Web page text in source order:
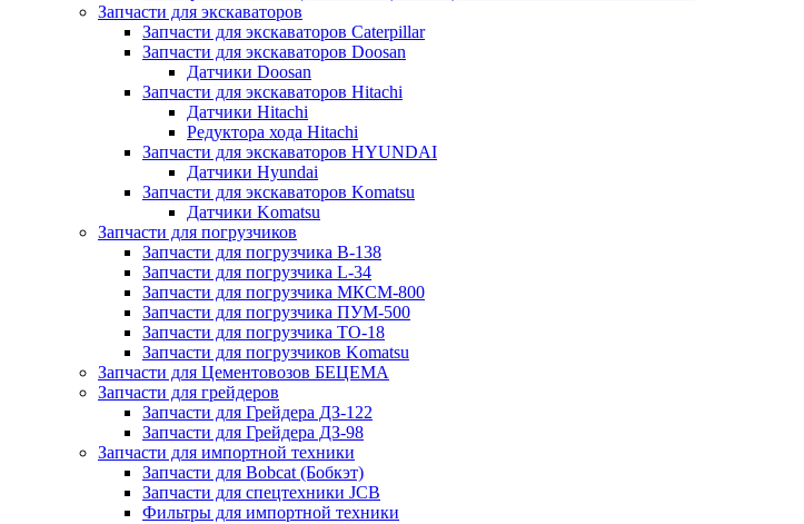
Запчасти для экскаваторов
Запчасти для экскаваторов Caterpillar
Запчасти для экскаваторов Doosan
Датчики Doosan
Запчасти для экскаваторов Hitachi
Датчики Hitachi
Редуктора хода Hitachi
Запчасти для экскаваторов HYUNDAI
Датчики Hyundai
Запчасти для экскаваторов Komatsu
Датчики Komatsu
Запчасти для погрузчиков
Запчасти для погрузчика B-138
Запчасти для погрузчика L-34
Запчасти для погрузчика МКСМ-800
Запчасти для погрузчика ПУМ-500
Запчасти для погрузчика ТО-18
Запчасти для погрузчиков Komatsu
Запчасти для Цементовозов БЕЦЕМА
Запчасти для грейдеров
Запчасти для Грейдера ДЗ-122
Запчасти для Грейдера ДЗ-98
Запчасти для импортной техники
Запчасти для Bobcat (Бобкэт)
Запчасти для спецтехники JCB
Фильтры для импортной техники